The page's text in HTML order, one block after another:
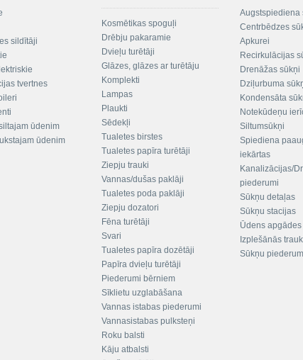
sildītāji
tvertnes
ūdenim
ūdenim
Kosmētikas spoguļi
Drēbju pakaramie
Dvieļu turētāji
Glāzes, glāzes ar turētāju
Komplekti
Lampas
Plaukti
Sēdekļi
Tualetes birstes
Tualetes papīra turētāji
Ziepju trauki
Vannas/dušas paklāji
Tualetes poda paklāji
Ziepju dozatori
Fēna turētāji
Svari
Tualetes papīra dozētāji
Papīra dvieļu turētāji
Piederumi bērniem
Sīklietu uzglabāšana
Vannas istabas piederumi
Vannasistabas pulksteņi
Roku balsti
Kāju atbalsti
Augstspiediena
Centrbēdzes
Apkurei
Recirkulācijas
Drenāžas sūkņi
Dziļurbuma
Kondensāta
Notekūdeņu
Siltumsūkņi
Spiediena
iekārtas
Kanalizācijas/
piederumi
Sūkņu detaļas
Sūkņu stacijas
Ūdens apgādes
Izplešānās
Sūkņu